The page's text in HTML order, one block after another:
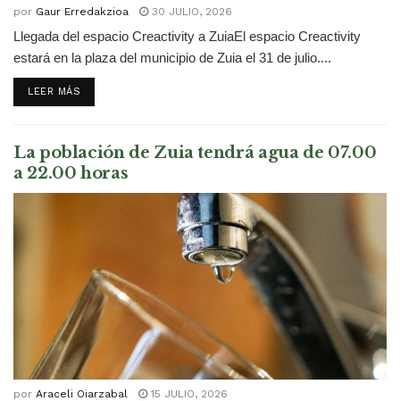
por Gaur Erredakzioa 30 JULIO, 2026
Llegada del espacio Creactivity a ZuiaEl espacio Creactivity
estará en la plaza del municipio de Zuia el 31 de julio....
LEER MÁS
La población de Zuia tendrá agua de 07.00
a 22.00 horas
por Araceli Oiarzabal 15 JULIO, 2026